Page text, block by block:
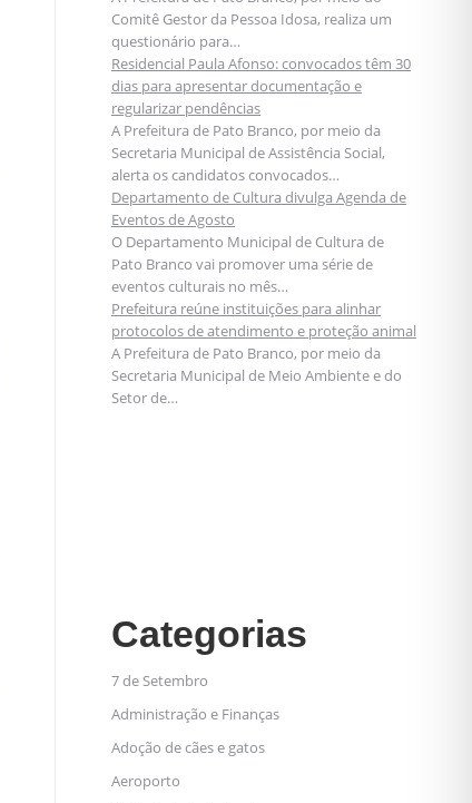
Comitê Gestor da Pessoa Idosa, realiza um
questionário para…
Residencial Paula Afonso: convocados têm 30
dias para apresentar documentação e
regularizar pendências
A Prefeitura de Pato Branco, por meio da
Secretaria Municipal de Assistência Social,
alerta os candidatos convocados…
Departamento de Cultura divulga Agenda de
Eventos de Agosto
O Departamento Municipal de Cultura de
Pato Branco vai promover uma série de
eventos culturais no mês…
Prefeitura reúne instituições para alinhar
protocolos de atendimento e proteção animal
A Prefeitura de Pato Branco, por meio da
Secretaria Municipal de Meio Ambiente e do
Setor de…
Categorias
7 de Setembro
Administração e Finanças
Adoção de cães e gatos
Aeroporto